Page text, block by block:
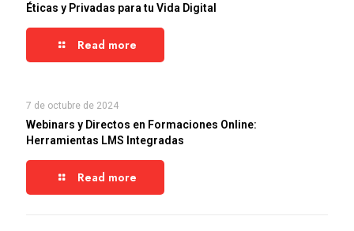
Éticas y Privadas para tu Vida Digital
Read more
7 de octubre de 2024
Webinars y Directos en Formaciones Online:
Herramientas LMS Integradas
Read more